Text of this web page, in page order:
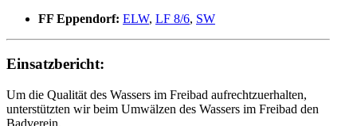
FF Eppendorf: ELW, LF 8/6, SW
Einsatzbericht:
Um die Qualität des Wassers im Freibad aufrechtzuerhalten,
unterstützten wir beim Umwälzen des Wassers im Freibad den
Badverein.